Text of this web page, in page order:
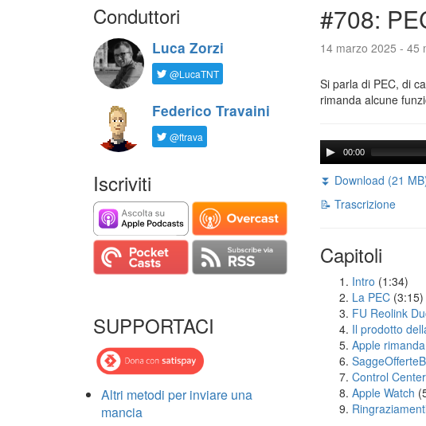
Conduttori
Luca Zorzi
@LucaTNT
Federico Travaini
@ftrava
Iscriviti
SUPPORTACI
Altri metodi per inviare una
mancia
#708:
14 marzo 2025 - 45
Si parla di PEC, di
rimanda alcune
00:00
⏬ Download (21
📝 Trascrizione
Capitoli
Intro (1:34)
La PEC (3:15)
FU Reolink
Il prodotto
Apple
Control Center
Apple Watch